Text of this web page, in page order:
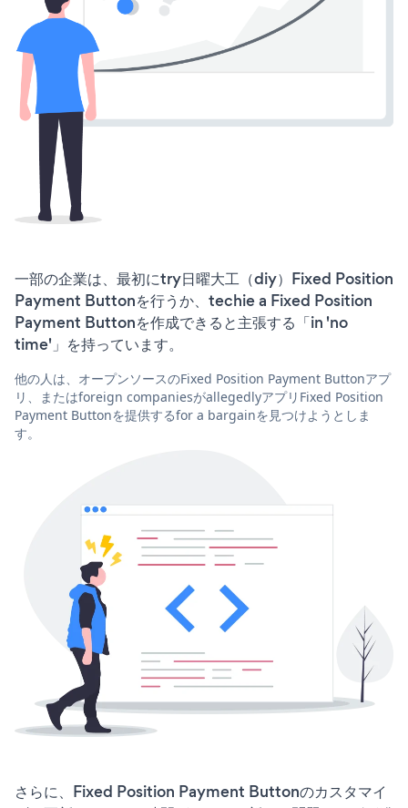
一部の企業は、最初にtry日曜大工（diy）Fixed Position
Payment Buttonを行うか、techie a Fixed Position
Payment Buttonを作成できると主張する「in 'no
time'」を持っています。
他の人は、オープンソースのFixed Position Payment Buttonアプ
リ、またはforeign companiesがallegedlyアプリFixed Position
Payment Buttonを提供するfor a bargainを見つけようとしま
す。
さらに、Fixed Position Payment Buttonのカスタマイ